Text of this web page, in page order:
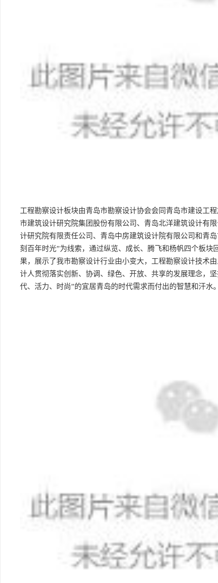
工程勘察设计板块由青岛市勘察设计协会会同青岛市建设工
市建筑设计研究院集团股份有限公司、青岛北洋建筑设计有
计研究院有限责任公司、青岛中房建筑设计院有限公司和青
刻百年时光”为线索，通过纵览、成长、腾飞和杨帆四个板
果，展示了我市勘察设计行业由小变大，工程勘察设计技术
计人贯彻落实创新、协调、绿色、开放、共享的发展理念，
代、活力、时尚”的宜居青岛的时代需求而付出的智慧和汗水